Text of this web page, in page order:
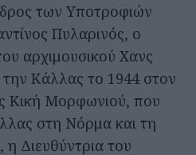
των Υποτροφιών
Πυλαρινός, ο
αρχιμουσικού Χανς
Κάλλας το 1944 στον
Κική Μορφωνιού, που
στη Νόρμα και τη
Διευθύντρια του